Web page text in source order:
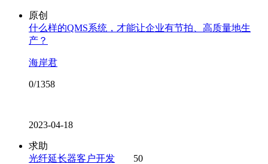
原创
什么样的QMS系统，才能让企业有节拍、高质量地生
产？
海岸君
0/1358
2023-04-18
求助
光纤延长器客户开发
50